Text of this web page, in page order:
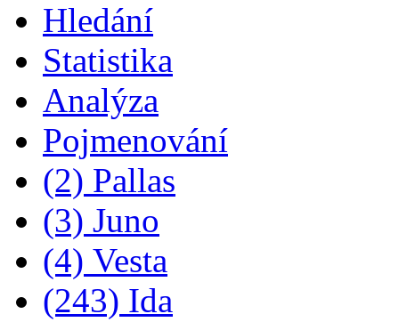
Hledání
Statistika
Analýza
Pojmenování
(2) Pallas
(3) Juno
(4) Vesta
(243) Ida